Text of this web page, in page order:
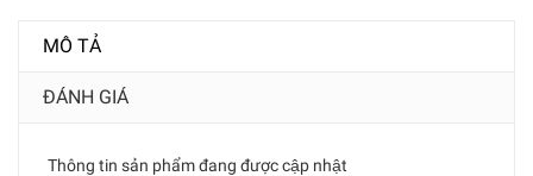
MÔ TẢ
ĐÁNH GIÁ
Thông tin sản phẩm đang được cập nhật